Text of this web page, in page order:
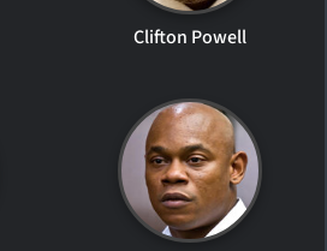
Clifton Powell